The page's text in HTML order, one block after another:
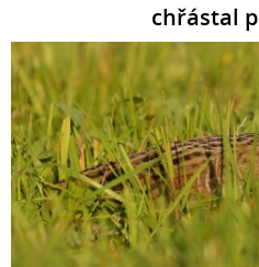
chřástal